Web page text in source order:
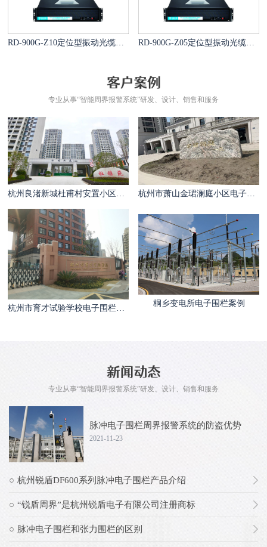
RD-900G-Z10定位型振动光缆报警系统 RD-900G-Z05定位型振动光缆报警系统
专业从事“智能周界报警系统”研发、设计、销售和服务
杭州良渚新城杜甫村安置小区电子围栏案例 杭州市萧山金珺澜庭小区电子围栏案例
杭州市育才试验学校电子围栏案例
桐乡变电所电子围栏案例
专业从事“智能周界报警系统”研发、设计、销售和服务
脉冲电子围栏周界报警系统的防盗优势
2021-11-23
杭州锐盾DF600系列脉冲电子围栏产品介绍
“锐盾周界”是杭州锐盾电子有限公司注册商标
脉冲电子围栏和张力围栏的区别